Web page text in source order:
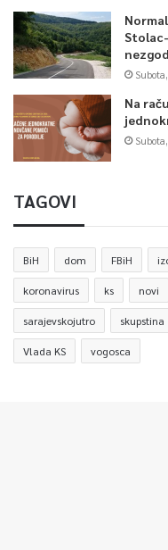
Na
TAGOVI
BiH dom FBiH
koronavirus ks novi
sarajevskojutro skupstina
Vlada KS vogosca